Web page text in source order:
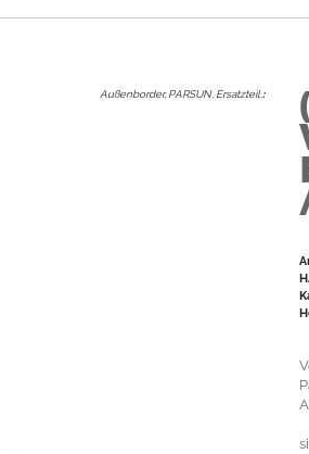
Außenborder, PARSUN, Ersatzteil, :